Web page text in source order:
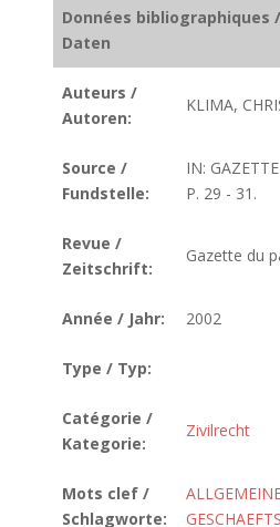
Données bibliographiques
Daten
Auteurs /
Autoren:
KLIMA,
Source /
Fundstelle:
IN:
P. 29 - 31.
Revue /
Zeitschrift:
Gazette du
Année / Jahr: 2002
Type / Typ:
Catégorie /
Kategorie:
Zivilrecht
Mots clef /
Schlagworte: